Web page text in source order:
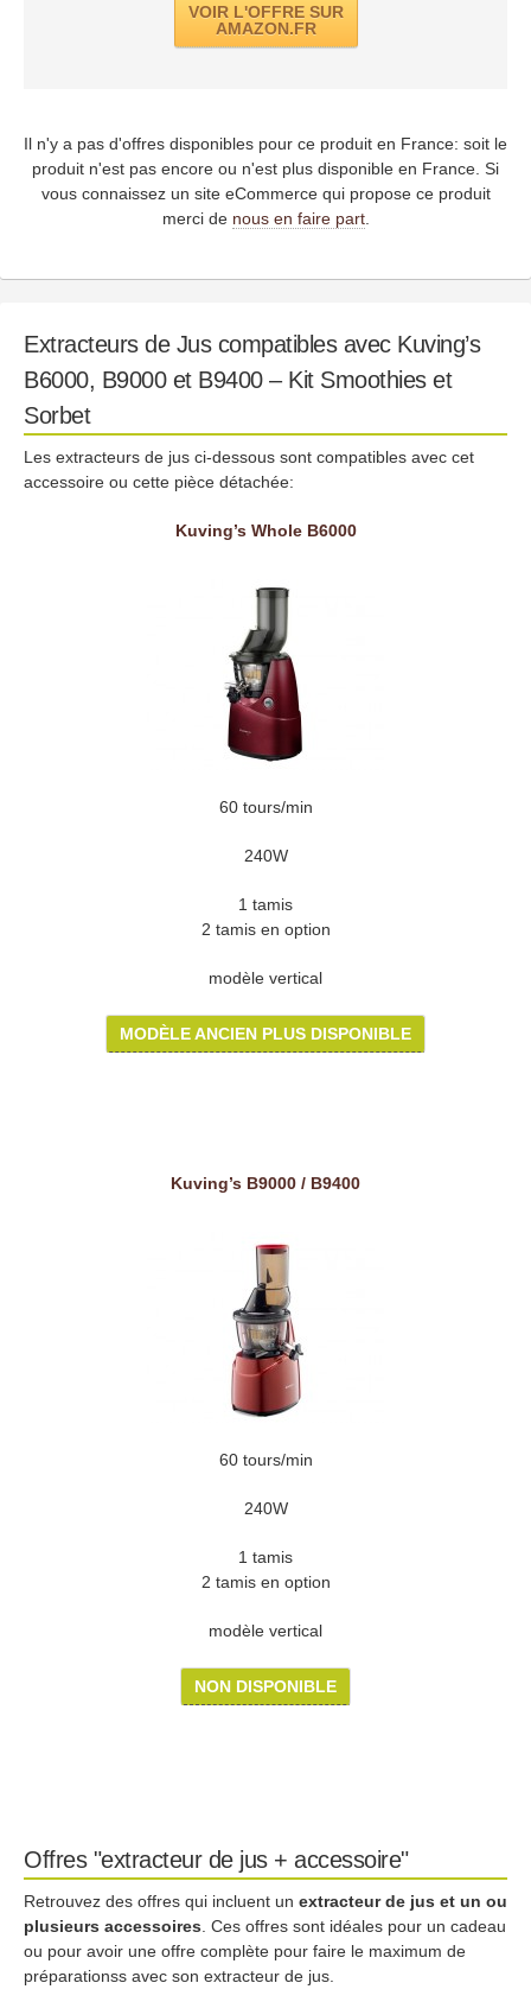
VOIR L'OFFRE SUR
AMAZON.FR
Il n'y a pas d'offres disponibles pour ce produit en France: soit le
produit n'est pas encore ou n'est plus disponible en France. Si
vous connaissez un site eCommerce qui propose ce produit
merci de nous en faire part.
Extracteurs de Jus compatibles avec Kuving’s
B6000, B9000 et B9400 – Kit Smoothies et
Sorbet
Les extracteurs de jus ci-dessous sont compatibles avec cet
accessoire ou cette pièce détachée:
Kuving’s Whole B6000
60 tours/min
240W
1 tamis
2 tamis en option
modèle vertical
MODÈLE ANCIEN PLUS DISPONIBLE
Kuving’s B9000 / B9400
60 tours/min
240W
1 tamis
2 tamis en option
modèle vertical
NON DISPONIBLE
Offres "extracteur de jus + accessoire"
Retrouvez des offres qui incluent un extracteur de jus et un ou
plusieurs accessoires . Ces offres sont idéales pour un cadeau
ou pour avoir une offre complète pour faire le maximum de
préparationss avec son extracteur de jus.